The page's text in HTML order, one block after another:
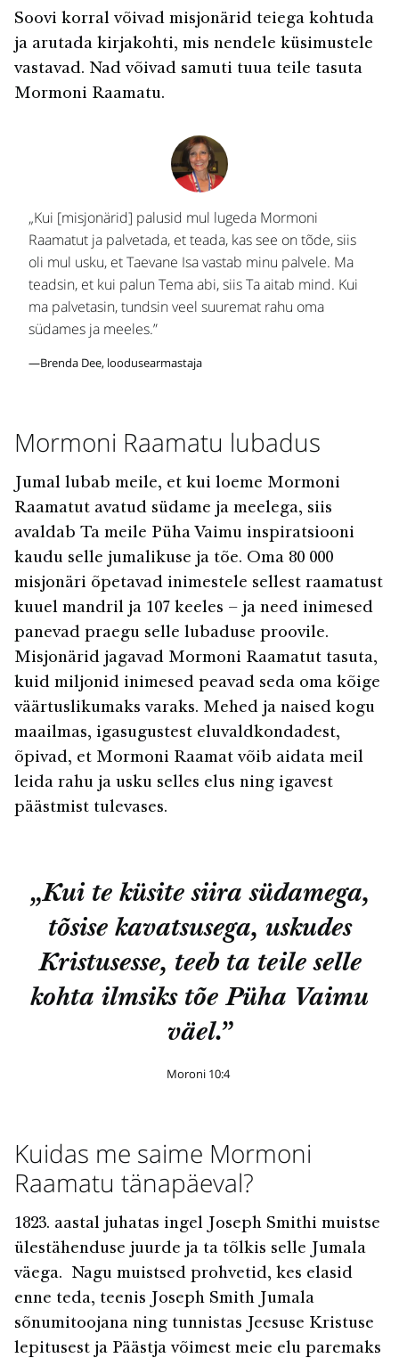
Soovi korral võivad misjonärid teiega kohtuda
ja arutada kirjakohti, mis nendele küsimustele
vastavad. Nad võivad samuti tuua teile tasuta
Mormoni Raamatu.
„Kui [misjonärid] palusid mul lugeda Mormoni
Raamatut ja palvetada, et teada, kas see on tõde, siis
oli mul usku, et Taevane Isa vastab minu palvele. Ma
teadsin, et kui palun Tema abi, siis Ta aitab mind. Kui
ma palvetasin, tundsin veel suuremat rahu oma
südames ja meeles.”
—Brenda Dee, loodusearmastaja
Mormoni Raamatu lubadus
Jumal lubab meile, et kui loeme Mormoni
Raamatut avatud südame ja meelega, siis
avaldab Ta meile Püha Vaimu inspiratsiooni
kaudu selle jumalikuse ja tõe. Oma 80 000
misjonäri õpetavad inimestele sellest raamatust
kuuel mandril ja 107 keeles – ja need inimesed
panevad praegu selle lubaduse proovile.
Misjonärid jagavad Mormoni Raamatut tasuta,
kuid miljonid inimesed peavad seda oma kõige
väärtuslikumaks varaks. Mehed ja naised kogu
maailmas, igasugustest eluvaldkondadest,
õpivad, et Mormoni Raamat võib aidata meil
leida rahu ja usku selles elus ning igavest
päästmist tulevases.
„Kui te küsite siira südamega,
tõsise kavatsusega, uskudes
Kristusesse, teeb ta teile selle
kohta ilmsiks tõe Püha Vaimu
väel.”
Moroni 10:4
Kuidas me saime Mormoni
Raamatu tänapäeval?
1823. aastal juhatas ingel Joseph Smithi muistse
ülestähenduse juurde ja ta tõlkis selle Jumala
väega. Nagu muistsed prohvetid, kes elasid
enne teda, teenis Joseph Smith Jumala
sõnumitoojana ning tunnistas Jeesuse Kristuse
lepitusest ja Päästja võimest meie elu paremaks